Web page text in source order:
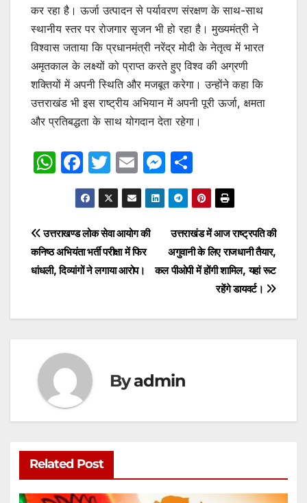
कर रहा है। ऊर्जा उत्पादन से पर्यावरण संरक्षण के साथ-साथ
स्थानीय स्तर पर रोजगार सृजन भी हो रहा है। मुख्यमंत्री ने
विश्वास जताया कि प्रधानमंत्री नरेंद्र मोदी के नेतृत्व में भारत
अमृतकाल के लक्ष्यों को प्राप्त करते हुए विश्व की अग्रणी
शक्तियों में अपनी स्थिति और मजबूत करेगा। उन्होंने कहा कि
उत्तराखंड भी इस राष्ट्रीय अभियान में अपनी पूरी ऊर्जा, क्षमता
और प्रतिबद्धता के साथ योगदान देता रहेगा।
W
s
A
p
F
a
c
e
b
o
k
T
w
itt
er
E
m
ai
l
M
e
s
s
e
n
er
h
ar
e
Post
navigation
उत्तराखंड में आज राष्ट्रपति की
अगुवानी के लिए राजधानी तैयार,
कल पीओपी में होंगी शामिल, यहां रूट
रहेंगे डायवर्ट।
उत्तराखण्ड लोक सेवा आयोग की
कनिष्ठ अभियंता भर्ती परीक्षा में फिर
धांधली, दिव्यांगों ने लगाया आरोप।
Byadmin
Related Post